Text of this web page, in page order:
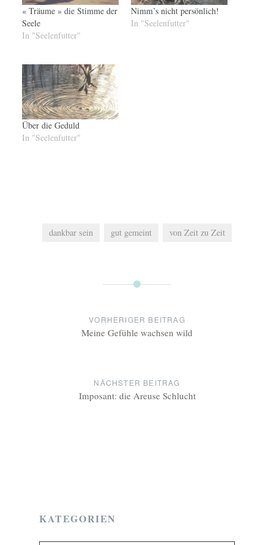
« Träume » die Stimme der
Seele
In "Seelenfutter"
Nimm’s nicht persönlich!
In "Seelenfutter"
Über die Geduld
In "Seelenfutter"
dankbar sein gut gemeint von Zeit zu Zeit
Beitragsnavigation
VORHERIGER BEITRAG
Meine Gefühle wachsen wild
NÄCHSTER BEITRAG
Imposant: die Areuse Schlucht
KATEGORIEN